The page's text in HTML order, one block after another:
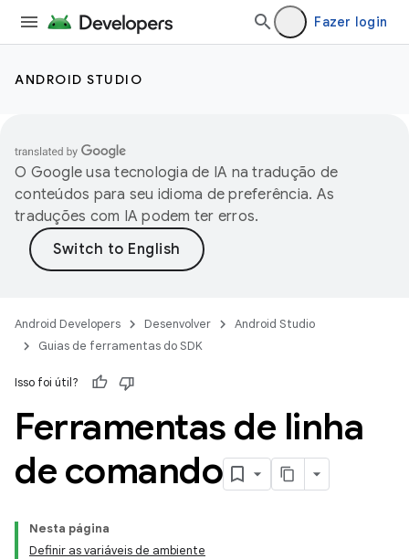
Fazer login
ANDROID STUDIO
O Google usa tecnologia de IA na tradução de
conteúdos para seu idioma de preferência. As
traduções com IA podem ter erros.
Android Developers Desenvolver
Android Studio
Guias de ferramentas do SDK
Isso foi útil?
Ferramentas de linha
de comando
Nesta página
Definir as variáveis de ambiente